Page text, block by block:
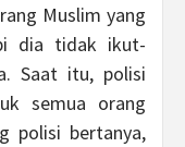
Muslim yang
dia tidak ikut-
Saat itu, polisi
semua orang
polisi bertanya,